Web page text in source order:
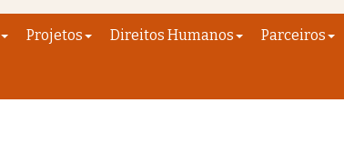
Projetos Direitos Humanos Parceiros